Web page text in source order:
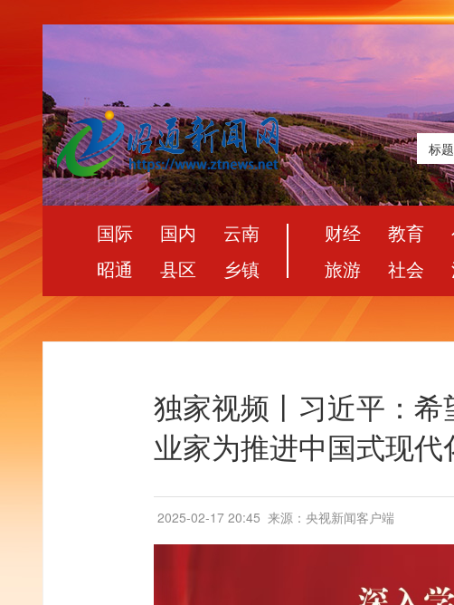
标题
国际 国内
云南
昭通
县区 乡镇
财经 教育
旅游
社会
独家视频丨习近平：
业家为推进中国式现
2025-02-17 20:45 来源：央视新闻客户端